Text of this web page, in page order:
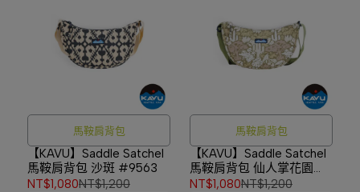
馬鞍肩背包
【KAVU】Saddle Satchel
馬鞍肩背包 沙斑 #9563
NT$1,080NT$1,200
馬鞍肩背包
【KAVU】Saddle Satchel
馬鞍肩背包 仙人掌花園
#9563
NT$1,080NT$1,200